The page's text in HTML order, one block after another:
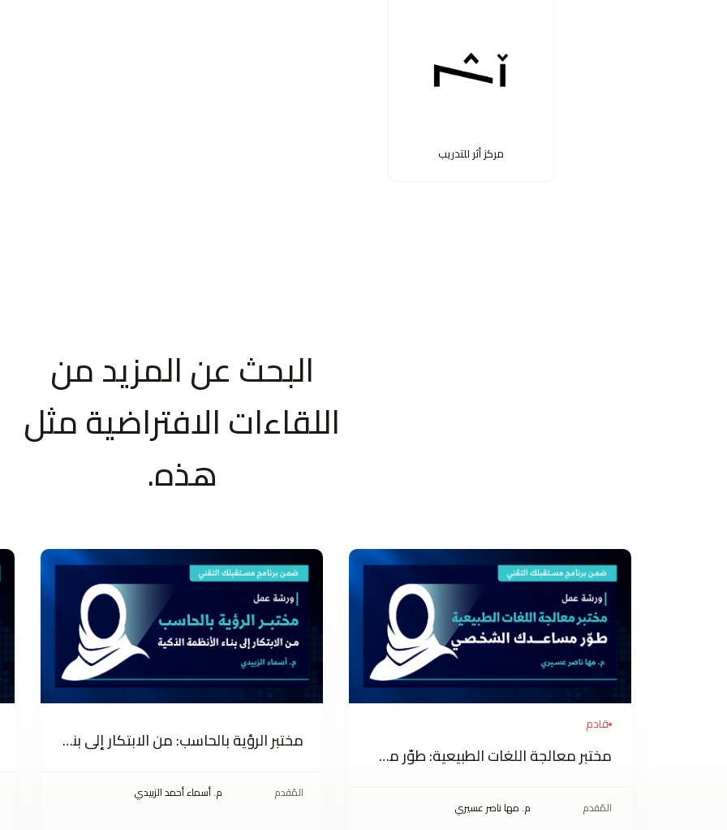
مركز أثر للتدريب
البحث عن المزيد من
اللقاءات الافتراضية مثل
هذه.
قادم
مختبر معالجة اللغات الطبيعية: طوّر مساعدك الشخصي
المُقدم م. مها ناصر عسيري
مختبر الرؤية بالحاسب: من الابتكار إلى بناء الأنظمة الذكية
المُقدم م. أسماء أحمد الزبيدي